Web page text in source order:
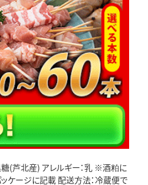
糖(芦北産) アレルギー：乳 ※酒粕に
ケージに記載 配送方法：冷蔵便で